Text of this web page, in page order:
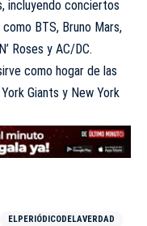
incluyendo conciertos
BTS, Bruno Mars,
Roses y AC/DC.
como hogar de las
Giants y New York
ELPERIÓDICODELAVERDAD